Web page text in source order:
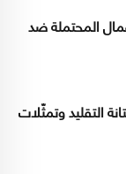
المحتملة ضد
التقليد وتمثّلات